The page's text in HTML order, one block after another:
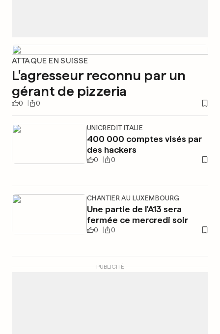
ATTAQUE EN SUISSE
L'agresseur reconnu par un
gérant de pizzeria
0 0
UNICREDIT ITALIE
400 000 comptes visés par
des hackers
0 0
CHANTIER AU LUXEMBOURG
Une partie de l'A13 sera
fermée ce mercredi soir
0 0
PUBLICITÉ